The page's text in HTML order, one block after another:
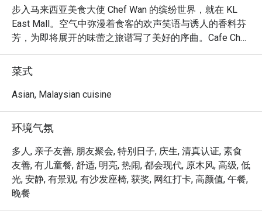
步入马来西亚美食大使 Chef Wan 的缤纷世界，就在 KL
East Mall。空气中弥漫着食客的欢声笑语与诱人的香料芬
芳，为即将展开的味蕾之旅谱写了美好的序曲。Cafe Chef
Wan 不仅仅是一间餐厅；它更像一本生动的旅行日志，一
个温馨诱人的空间，将马来西亚的传统食谱与来自世界各
地的风味巧妙融合。这家吉隆坡备受喜爱的餐厅，让您的
每一餐都充满仪式感。
无论是想快速饱餐一顿，还是悠闲地享受夜晚，这里的独
特魅力都将让您流连忘返：
菜单读起来就像一本精彩的故事书，每一道菜都是 Chef
Wan 环球旅行中的心头好，您一定会为此着迷。想象一
下，品尝着一道香气浓郁的咖喱或完美烧烤的杰作，每一
口都是他对料理热情的最佳见证。雅致而舒适的装潢，让
菜式
Asian, Malaysian cuisine
环境气氛
多人, 亲子友善, 朋友聚会, 特别日子, 庆生, 清真认证, 素食
友善, 有儿童餐, 舒适, 明亮, 热闹, 都会现代, 原木风, 高级, 低
光, 安静, 有景观, 有沙发座椅, 获奖, 网红打卡, 高颜值, 午餐,
晚餐